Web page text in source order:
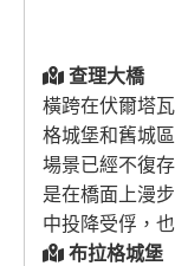
查理大橋
橫跨在伏爾塔
格城堡和舊城
場景已經不復
是在橋面上漫
中投降受俘，
布拉格城堡